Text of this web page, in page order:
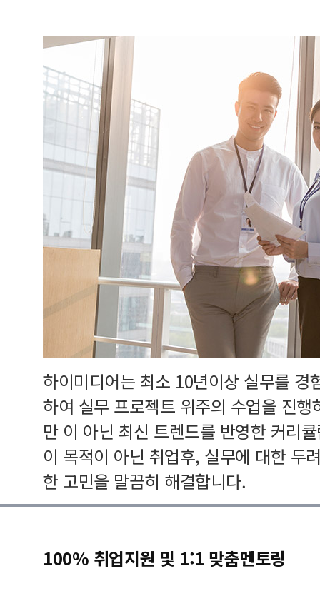
하이미디어는 최소 10년이상 실무를 경
하여 실무 프로젝트 위주의 수업을 진
만 이 아닌 최신 트렌드를 반영한 커리
이 목적이 아닌 취업후, 실무에 대한 두
한 고민을 말끔히 해결합니다.
100% 취업지원 및 1:1 맞춤멘토링